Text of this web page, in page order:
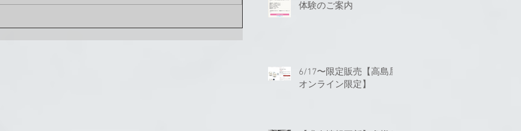
体験のご案内
6/17〜限定販売【高島屋
オンライン限定】